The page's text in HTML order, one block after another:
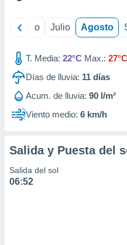
Junio Julio Agosto
T. Media: 22°C Max.: 27°C
Días de lluvia: 11 días
Acum. de lluvia: 90 l/m²
Viento medio: 6 km/h
Salida y Puesta del
Salida del sol
06:52